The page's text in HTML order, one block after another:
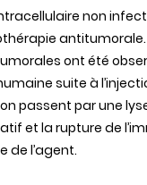
non
antitumorale.
ont été
suite à
passent par une
et la rupture de
de l’agent.